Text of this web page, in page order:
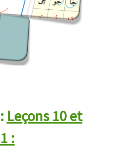
Leçons 10 et
: